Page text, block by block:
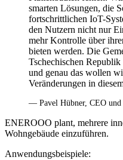
smarten Lösungen, die
fortschrittlichen IoT-
den Nutzern nicht nur
mehr Kontrolle über
bieten werden. Die
Tschechischen
und genau das wollen
Veränderungen in
— Pavel Hübner, CEO
ENEROOO plant, mehrere
Wohngebäude einzuführen.
Anwendungsbeispiele: